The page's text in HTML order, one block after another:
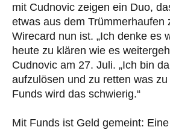
mit Cudnovic zeigen ein Duo,
etwas aus dem Trümmerhaufen
Wirecard nun ist. „Ich denke es
heute zu klären wie es
Cudnovic am 27. Juli. „Ich bin
aufzulösen und zu retten was
Funds wird das schwierig.“
Mit Funds ist Geld gemeint: